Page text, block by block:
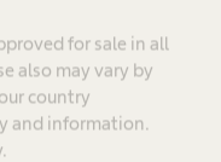
for sale in all
also may vary by
country
and information.